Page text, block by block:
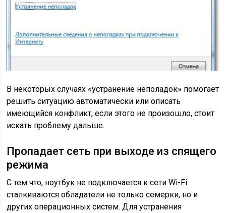
В некоторых случаях «устранение неполадок» помогает
решить ситуацию автоматически или описать
имеющийся конфликт, если этого не произошло, стоит
искать проблему дальше.
Пропадает сеть при выходе из спящего
режима
С тем что, ноутбук не подключается к сети Wi-Fi
сталкиваются обладатели не только семерки, но и
других операционных систем. Для устранения